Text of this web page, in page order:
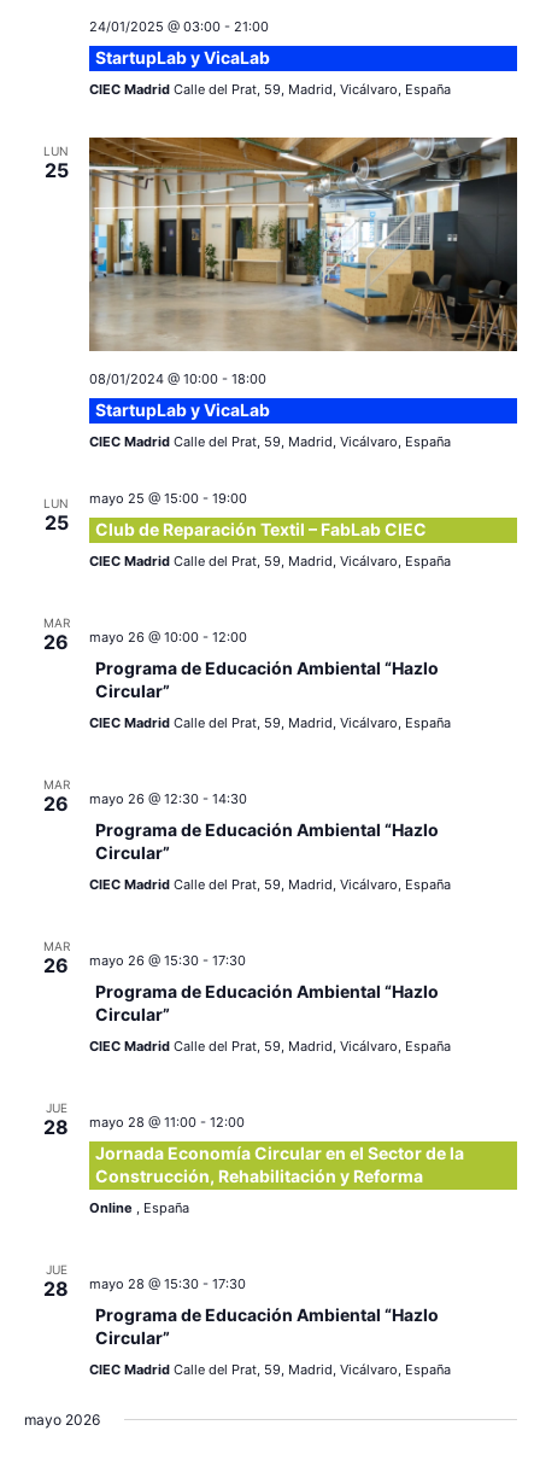
c
i
n
d
e
v
i
s
a
n
e
v
s
t
a
s
E
24/01/2025 @ 03:00- 21:00
StartupLab y VicaLab
CIEC Madrid Calle del Prat, 59, Madrid, Vicálvaro, España
LUN
25
08/01/2024 @ 10:00- 18:00
StartupLab y VicaLab
CIEC Madrid Calle del Prat, 59, Madrid, Vicálvaro, España
LUN
25
mayo 25 @ 15:00- 19:00
Club de Reparación Textil – FabLab CIEC
CIEC Madrid Calle del Prat, 59, Madrid, Vicálvaro, España
MAR
26 mayo 26 @ 10:00- 12:00
Programa de Educación Ambiental “Hazlo
Circular”
CIEC Madrid Calle del Prat, 59, Madrid, Vicálvaro, España
MAR
26 mayo 26 @ 12:30- 14:30
Programa de Educación Ambiental “Hazlo
Circular”
CIEC Madrid Calle del Prat, 59, Madrid, Vicálvaro, España
MAR
26 mayo 26 @ 15:30- 17:30
Programa de Educación Ambiental “Hazlo
Circular”
CIEC Madrid Calle del Prat, 59, Madrid, Vicálvaro, España
JUE
28 mayo 28 @ 11:00- 12:00
Jornada Economía Circular en el Sector de la
Construcción, Rehabilitación y Reforma
Online , España
JUE
28 mayo 28 @ 15:30- 17:30
Programa de Educación Ambiental “Hazlo
Circular”
CIEC Madrid Calle del Prat, 59, Madrid, Vicálvaro, España
mayo 2026